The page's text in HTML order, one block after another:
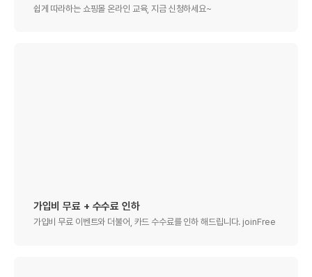
쉽게 따라하는 쇼핑몰 온라인 교육, 지금 신청하세요~
가입비 무료 + 수수료 인하
가입비 무료 이벤트와 더불어, 카드 수수료를 인하 해드립니다. joinFree